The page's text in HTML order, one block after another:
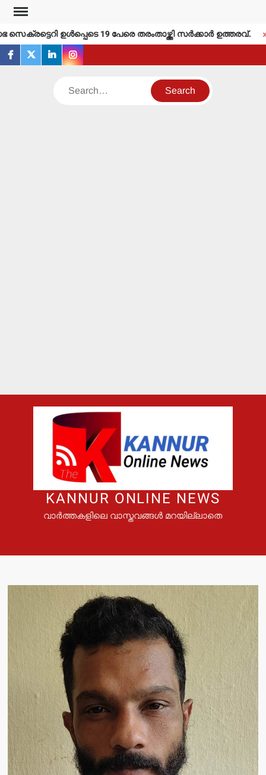
Skip
content
ഉള്‍പ്പെടെ 19 പേരെ തരംതാഴ്ത്തി സര്‍ക്കാര്‍ ഉത്തരവ്.
facebook
twitterlinkedininstagram
Search
KANNUR ONLINE NEWS
വാർത്തകളിലെ വാസ്തവങ്ങൾ മറയില്ലാതെ